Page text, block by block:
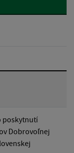
poskytnutí
Dobrovoľnej